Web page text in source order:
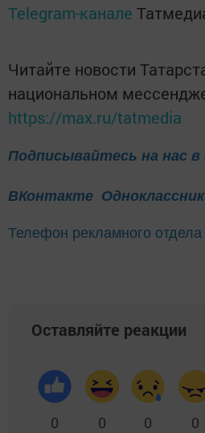
Telegram-канале
Читайте новости
национальном
https://max.ru/tatmedia
Подписывайтесь на нас в
ВКонтакте
Телефон рекламного отдела
Оставляйте реакции
0 0 0 0